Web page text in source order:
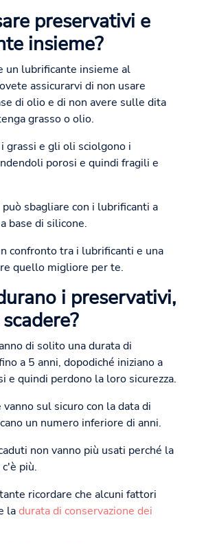
preservativi e
insieme?
un lubrificante insieme al
assicurarvi di non usare
di olio e di non avere sulle dita
grasso o olio.
grassi e gli oli sciolgono i
porosi e quindi fragili e
sbagliare con i lubrificanti a
base di silicone.
confronto tra i lubrificanti e una
quello migliore per te.
i preservativi,
di solito una durata di
a 5 anni, dopodiché iniziano a
e quindi perdono la loro sicurezza.
sul sicuro con la data di
un numero inferiore di anni.
non vanno più usati perché la
più.
ricordare che alcuni fattori
ladurata di conservazione dei